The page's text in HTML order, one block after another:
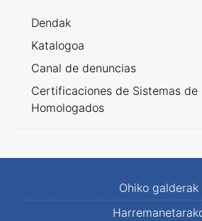
Dendak
Katalogoa
Canal de denuncias
Certificaciones de Sistemas de
Homologados
Ohiko galderak